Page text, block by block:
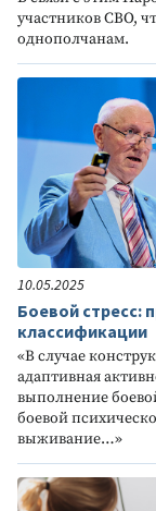
участников СВО,
однополчанам.
10.05.2025
Боевой стресс:
классификации
«В случае
адаптивная
выполнение
боевой
выживание…»